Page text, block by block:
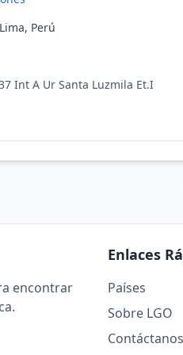
Perú
Int A Ur Santa Luzmila Et.I
encontrar
Enlaces
Países
Sobre LGO
Contáctanos